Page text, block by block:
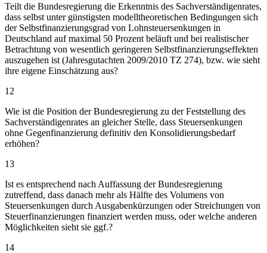
Teilt die Bundesregierung die Erkenntnis des Sachverständigenrates,
dass selbst unter günstigsten modelltheoretischen Bedingungen sich
der Selbstfinanzierungsgrad von Lohnsteuersenkungen in
Deutschland auf maximal 50 Prozent beläuft und bei realistischer
Betrachtung von wesentlich geringeren Selbstfinanzierungseffekten
auszugehen ist (Jahresgutachten 2009/2010 TZ 274), bzw. wie sieht
ihre eigene Einschätzung aus?
12
Wie ist die Position der Bundesregierung zu der Feststellung des
Sachverständigenrates an gleicher Stelle, dass Steuersenkungen
ohne Gegenfinanzierung definitiv den Konsolidierungsbedarf
erhöhen?
13
Ist es entsprechend nach Auffassung der Bundesregierung
zutreffend, dass danach mehr als Hälfte des Volumens von
Steuersenkungen durch Ausgabenkürzungen oder Streichungen von
Steuerfinanzierungen finanziert werden muss, oder welche anderen
Möglichkeiten sieht sie ggf.?
14